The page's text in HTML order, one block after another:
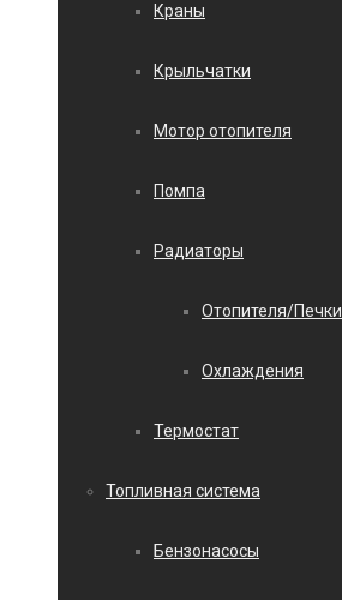
Краны
Крыльчатки
Мотор отопителя
Помпа
Радиаторы
Отопителя/Печки
Охлаждения
Термостат
Топливная система
Бензонасосы